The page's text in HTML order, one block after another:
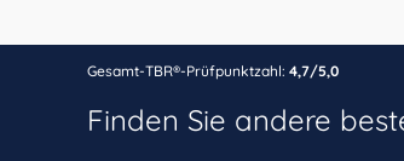
Gesamt-TBR®-Prüfpunktzahl: 4,7/5,0
Finden Sie andere